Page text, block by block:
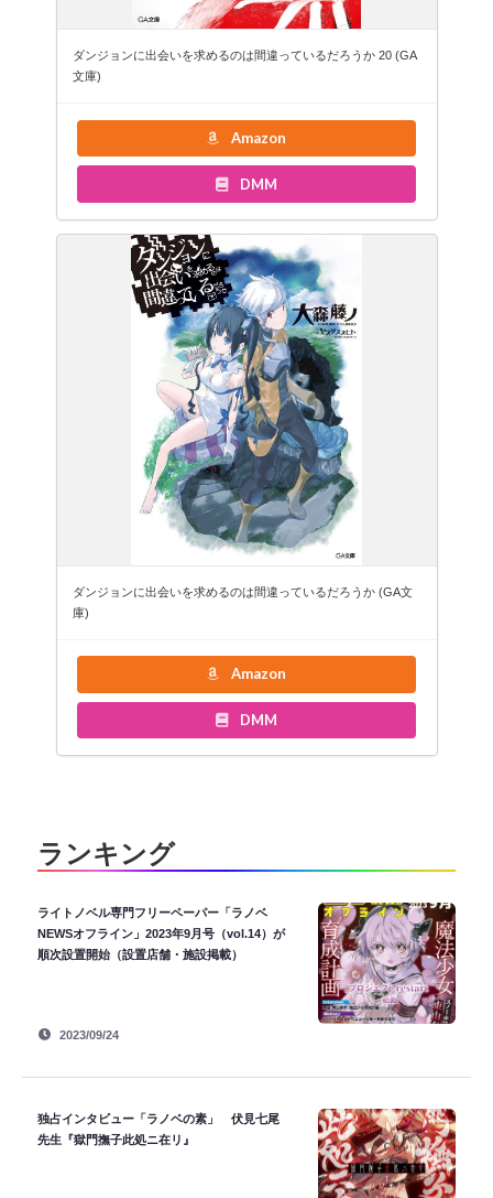
ダンジョンに出会いを求めるのは間違っているだろうか 20 (GA
文庫)
Amazon
DMM
ダンジョンに出会いを求めるのは間違っているだろうか (GA文
庫)
Amazon
DMM
ランキング
ライトノベル専門フリーペーパー「ラノベ
NEWSオフライン」2023年9月号（vol.14）が
順次設置開始（設置店舗・施設掲載）
2023/09/24
独占インタビュー「ラノベの素」 伏見七尾
先生『獄門撫子此処ニ在リ』